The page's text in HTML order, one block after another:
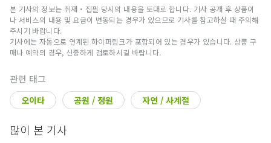
본 기사의 정보는 취재・집필 당시의 내용을 토대로 합니다. 기사 공개 후 상품이
나 서비스의 내용 및 요금이 변동되는 경우가 있으므로 기사를 참고하실 때 주의해
주시기 바랍니다.
기사에는 자동으로 연계된 하이퍼링크가 포함되어 있는 경우가 있습니다. 상품 구
매나 예약의 경우, 신중하게 검토하시길 바랍니다.
관련 태그
오이타 공원 / 정원 자연 / 사계절
많이 본 기사